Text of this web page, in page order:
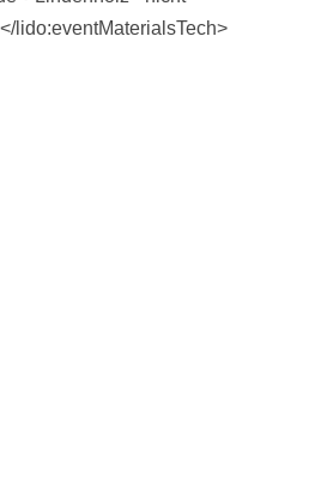
lido:eventMaterialsTech>